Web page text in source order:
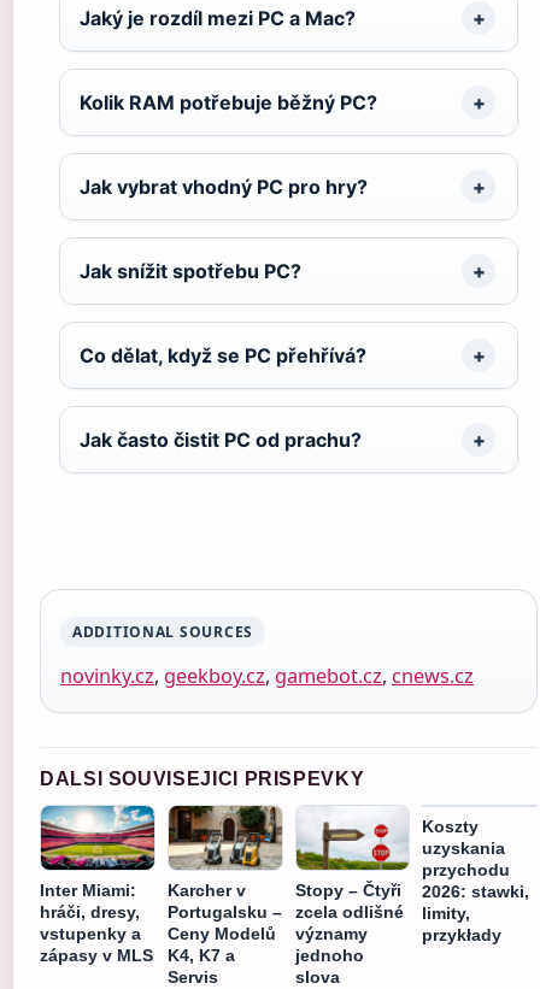
Jaký je rozdíl mezi PC a Mac?
Kolik RAM potřebuje běžný PC?
Jak vybrat vhodný PC pro hry?
Jak snížit spotřebu PC?
Co dělat, když se PC přehřívá?
Jak často čistit PC od prachu?
ADDITIONAL SOURCES
novinky.cz, geekboy.cz, gamebot.cz, cnews.cz
DALSI SOUVISEJICI PRISPEVKY
Inter Miami:
hráči, dresy,
vstupenky a
zápasy v MLS
Karcher v
Portugalsku –
Ceny Modelů
K4, K7 a
Servis
Stopy – Čtyři
zcela odlišné
významy
jednoho
slova
Koszty
uzyskania
przychodu
2026: stawki,
limity,
przykłady